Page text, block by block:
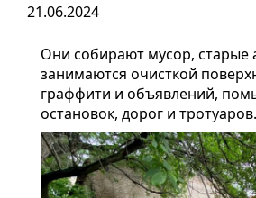
21.06.2024
Они собирают мусор, старые
занимаются очисткой
граффити и объявлений,
остановок, дорог и тротуаров.